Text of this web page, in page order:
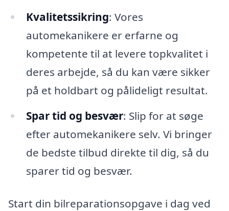
Kvalitetssikring: Vores
automekanikere er erfarne og
kompetente til at levere topkvalitet i
deres arbejde, så du kan være sikker
på et holdbart og pålideligt resultat.
Spar tid og besvær: Slip for at søge
efter automekanikere selv. Vi bringer
de bedste tilbud direkte til dig, så du
sparer tid og besvær.
Start din bilreparationsopgave i dag ved